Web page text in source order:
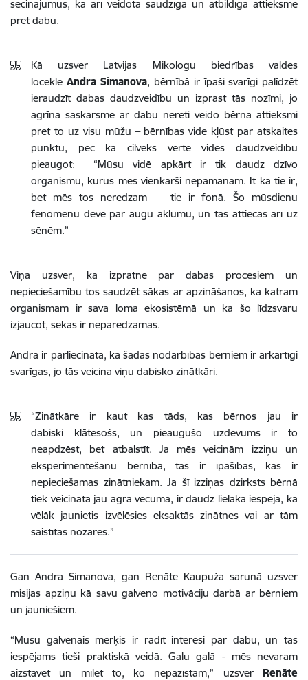
secinājumus, kā arī veidota saudzīga un atbildīga attieksme
pret dabu.
Kā uzsver Latvijas Mikologu biedrības valdes
locekle Andra Simanova, bērnībā ir īpaši svarīgi palīdzēt
ieraudzīt dabas daudzveidību un izprast tās nozīmi, jo
agrīna saskarsme ar dabu nereti veido bērna attieksmi
pret to uz visu mūžu – bērnības vide kļūst par atskaites
punktu, pēc kā cilvēks vērtē vides daudzveidību
pieaugot: “Mūsu vidē apkārt ir tik daudz dzīvo
organismu, kurus mēs vienkārši nepamanām. It kā tie ir,
bet mēs tos neredzam — tie ir fonā. Šo mūsdienu
fenomenu dēvē par augu aklumu, un tas attiecas arī uz
sēnēm.”
Viņa uzsver, ka izpratne par dabas procesiem un
nepieciešamību tos saudzēt sākas ar apzināšanos, ka katram
organismam ir sava loma ekosistēmā un ka šo līdzsvaru
izjaucot, sekas ir neparedzamas.
Andra ir pārliecināta, ka šādas nodarbības bērniem ir ārkārtīgi
svarīgas, jo tās veicina viņu dabisko zinātkāri.
“Zinātkāre ir kaut kas tāds, kas bērnos jau ir
dabiski klātesošs, un pieaugušo uzdevums ir to
neapdzēst, bet atbalstīt. Ja mēs veicinām izziņu un
eksperimentēšanu bērnībā, tās ir īpašības, kas ir
nepieciešamas zinātniekam. Ja šī izziņas dzirksts bērnā
tiek veicināta jau agrā vecumā, ir daudz lielāka iespēja, ka
vēlāk jaunietis izvēlēsies eksaktās zinātnes vai ar tām
saistītas nozares.”
Gan Andra Simanova, gan Renāte Kaupuža sarunā uzsver
misijas apziņu kā savu galveno motivāciju darbā ar bērniem
un jauniešiem.
“Mūsu galvenais mērķis ir radīt interesi par dabu, un tas
iespējams tieši praktiskā veidā. Galu galā - mēs nevaram
aizstāvēt un mīlēt to, ko nepazīstam,” uzsver Renāte